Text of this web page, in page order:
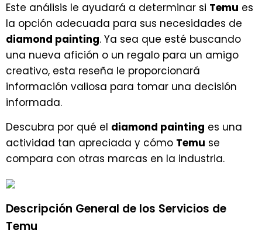
Este análisis le ayudará a determinar si Temu es
la opción adecuada para sus necesidades de
diamond painting. Ya sea que esté buscando
una nueva afición o un regalo para un amigo
creativo, esta reseña le proporcionará
información valiosa para tomar una decisión
informada.
Descubra por qué el diamond painting es una
actividad tan apreciada y cómo Temu se
compara con otras marcas en la industria.
Descripción General de los Servicios de
Temu